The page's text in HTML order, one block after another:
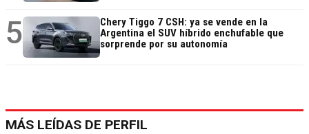
5
Chery Tiggo 7 CSH: ya se vende en la
Argentina el SUV híbrido enchufable que
sorprende por su autonomía
MÁS LEÍDAS DE PERFIL